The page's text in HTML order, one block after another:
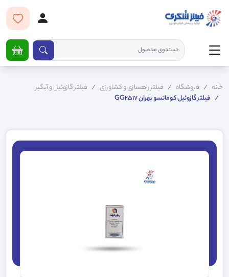
خانه فروشگاه فیلتر راهسازی و کشاورزی
فیلتر گازوئیل و آبگیر
فیلتر گازوئیل کوماتسو بهران GG2517